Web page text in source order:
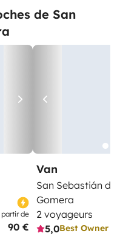
de San
partir de
90 €
Van
San Sebastián de
Gomera
2 voyageurs
5,0Best Owner